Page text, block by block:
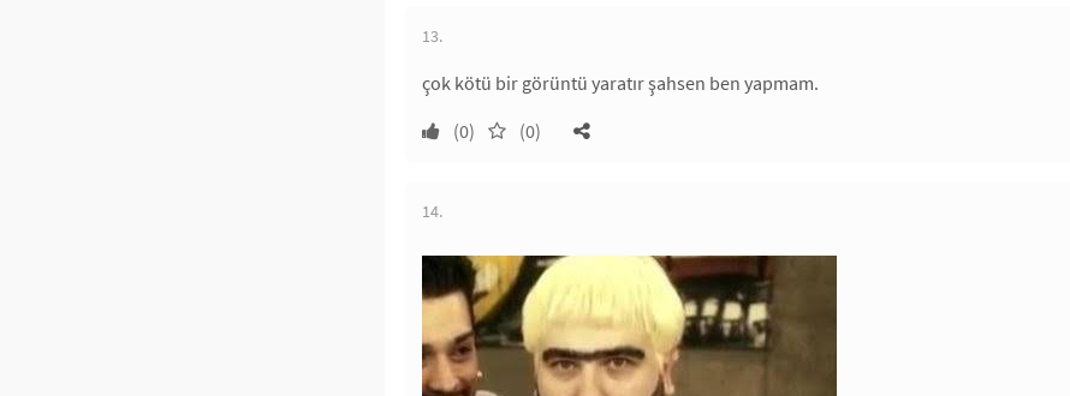
13.
çok kötü bir görüntü yaratır şahsen ben yapmam.
(0)
(0)
14.